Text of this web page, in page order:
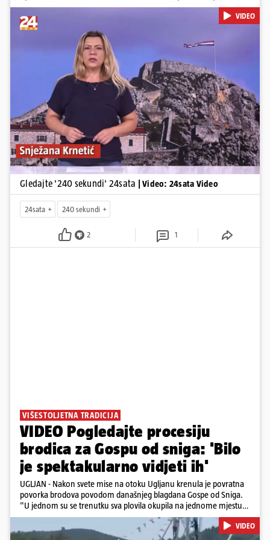
Krnetić: Hrvatska je obilježila 31. obljetnicu Oluje, a pažnju je
privuklo ignoriranje predsjednika Zorana Milanovića i premijera
Andreja Plenkovića u Kninu. Donosimo i detalje o većim
braniteljskim mirovinama, apelu obitelji Hrvata u komi u Irskoj,
upozorenjima nakon nove tragedije na električnom romobilu te
smanjenju proizvodnje u nuklearnoj elektrani Krško.
Pokretanje videa...
VIDEO
Gledajte '240 sekundi' 24sata | Video: 24sata Video
24sata 240 sekundi
2 1
VIŠESTOLJETNA TRADICIJA
VIDEO Pogledajte procesiju
brodica za Gospu od sniga: 'Bilo
je spektakularno vidjeti ih'
UGLJAN - Nakon svete mise na otoku Ugljanu krenula je povratna
povorka brodova povodom današnjeg blagdana Gospe od Sniga.
"U jednom su se trenutku sva plovila okupila na jednome mjestu
te sinkronizirano kružila sljedećih deset minuta, što je izgledalo
spektakularno", kazala nam je čitateljica koja je snimila povorku.VIDEO